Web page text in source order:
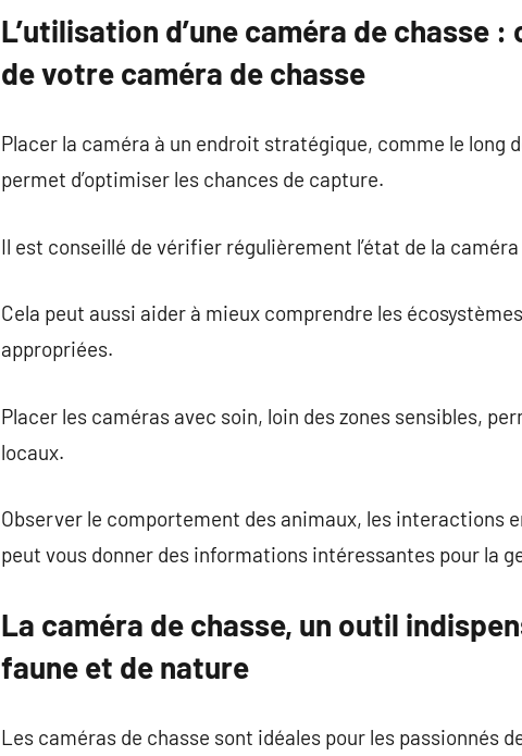
L’utilisation d’une caméra de chasse
de votre caméra de chasse
Placer la caméra à un endroit stratégique, comme le long
permet d’optimiser les chances de capture.
Il est conseillé de vérifier régulièrement l’état de la
Cela peut aussi aider à mieux comprendre les
appropriées.
Placer les caméras avec soin, loin des zones sensibles,
locaux.
Observer le comportement des animaux, les interactions
peut vous donner des informations intéressantes pour la
La caméra de chasse, un outil
faune et de nature
Les caméras de chasse sont idéales pour les passionnés